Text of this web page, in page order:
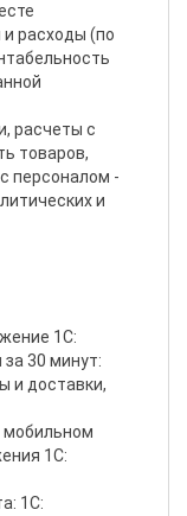
расходы (по
расчеты с
товаров,
персоналом -
и
1С:
30 минут:
и доставки,
мобильном
1С:
1C: